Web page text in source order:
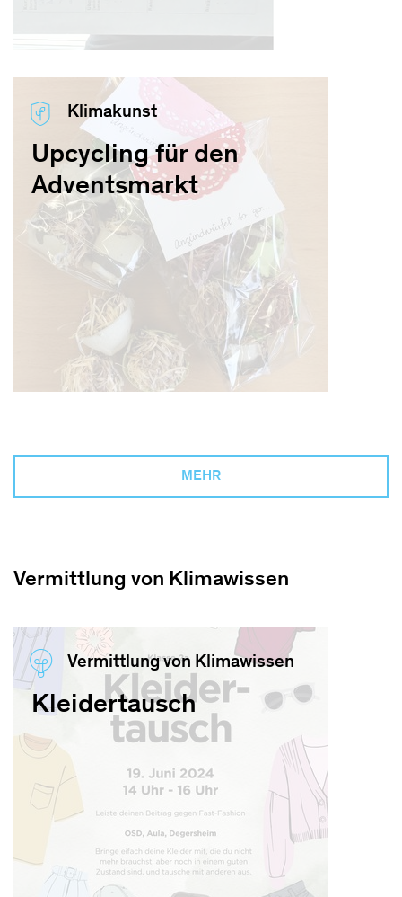
Klimakunst
Upcycling für den
Adventsmarkt
MEHR
Vermittlung von Klimawissen
Vermittlung von Klimawissen
Kleidertausch